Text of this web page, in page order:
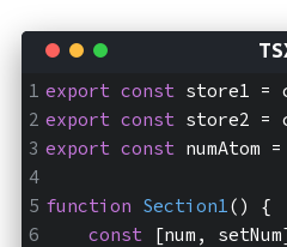
export const store1 =
export const store2 =
export const numAtom
function Section1 ( ) {
const [num,